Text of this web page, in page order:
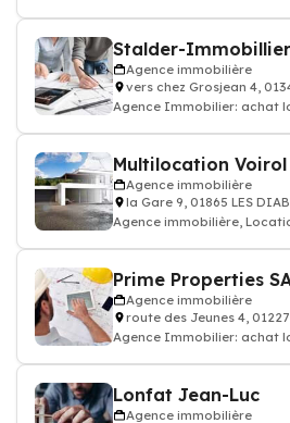
Stalder-Immobillier
Agence immobilière
vers chez Grosjean 4,
Agence Immobilier: achat
Multilocation Voirol
Agence immobilière
la Gare 9, 01865 LES
Agence immobilière,
Prime Properties
Agence immobilière
route des Jeunes 4, 01227
Agence Immobilier: achat
Lonfat Jean-Luc
Agence immobilière